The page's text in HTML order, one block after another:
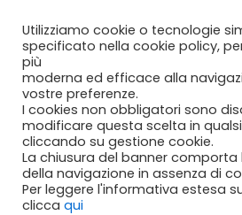
contenuto
Utilizziamo cookie o tecnologie
specificato nella cookie policy,
più
moderna ed efficace alla
vostre preferenze.
I cookies non obbligatori sono
modificare questa scelta in
cliccando su gestione cookie.
La chiusura del banner comporta
della navigazione in assenza di
Per leggere l'informativa estesa
clicca qui